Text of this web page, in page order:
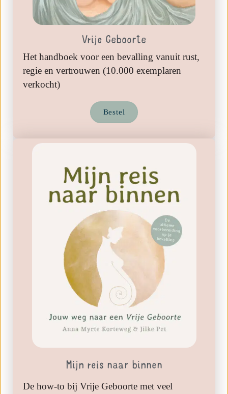
Vrije Geboorte
Het handboek voor een bevalling vanuit rust,
regie en vertrouwen (10.000 exemplaren
verkocht)
Bestel
Mijn reis naar binnen
De how-to bij Vrije Geboorte met veel